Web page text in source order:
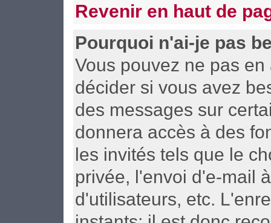
Revenir en haut de
Pourquoi n'ai-je pas
Vous pouvez ne pas
décider si vous avez
des messages sur
donnera accès à des
les invités tels que le
privée, l'envoi d'e-mail
d'utilisateurs, etc.